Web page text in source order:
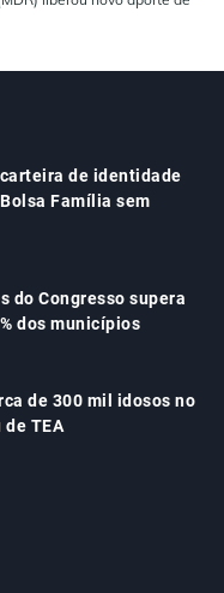
de identidade
Família sem
do Congresso supera
dos municípios
de 300 mil idosos no
TEA